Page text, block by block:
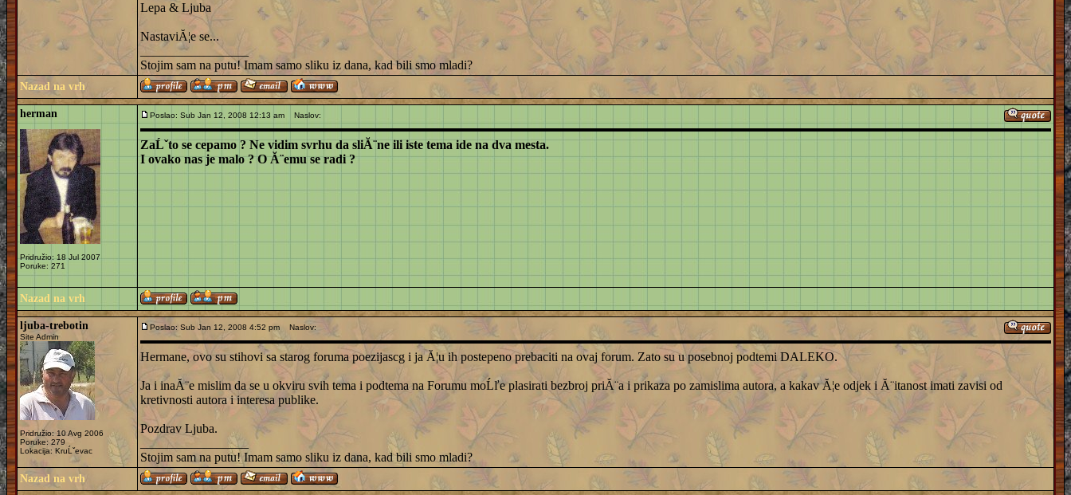
Lepa & Ljuba
NastaviĂ¦e se...
_________________
Stojim sam na putu! Imam samo sliku iz dana, kad bili smo mladi?
Nazad na vrh
herman
Pridružio: 18 Jul 2007
Poruke: 271
Poslao: Sub Jan 12, 2008 12:13 am Naslov:
ZaĹˇto se cepamo ? Ne vidim svrhu da sliĂ¨ne ili iste tema ide na dva mesta.
I ovako nas je malo ? O Ă¨emu se radi ?
Nazad na vrh
ljuba-trebotin
Site Admin
Pridružio: 10 Avg 2006
Poruke: 279
Lokacija: KruĹˇevac
Poslao: Sub Jan 12, 2008 4:52 pm Naslov:
Hermane, ovo su stihovi sa starog foruma poezijascg i ja Ă¦u ih postepeno prebaciti na ovaj forum. Zato su u posebnoj podtemi DALEKO.
Ja i inaĂ¨e mislim da se u okviru svih tema i podtema na Forumu moĹľe plasirati bezbroj priĂ¨a i prikaza po zamislima autora, a kakav Ă¦e odjek i Ă¨itanost imati zavisi od
kretivnosti autora i interesa publike.
Pozdrav Ljuba.
_________________
Stojim sam na putu! Imam samo sliku iz dana, kad bili smo mladi?
Nazad na vrh